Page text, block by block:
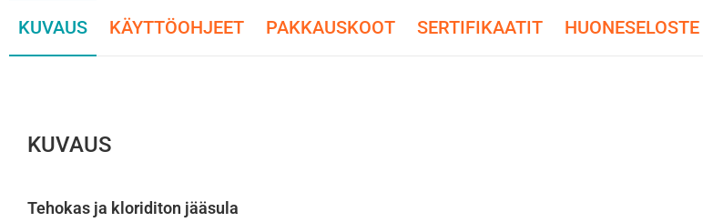
KUVAUS KÄYTTÖOHJEET PAKKAUSKOOT SERTIFIKAATIT HUONESELOSTE
KUVAUS
Tehokas ja kloriditon jääsula